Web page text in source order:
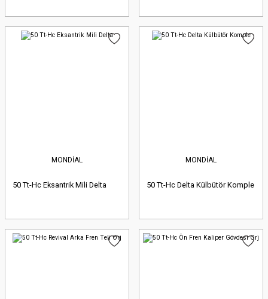
MONDİAL
50 Tt-Hc Eksantrik Mili Delta
MONDİAL
50 Tt-Hc Delta Külbütör Komple